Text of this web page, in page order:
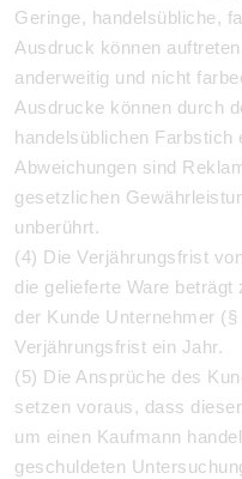
Geringe, handelsübliche,
Ausdruck können
anderweitig und nicht
Ausdrucke können durch
handelsüblichen Farbstich
Abweichungen sind
gesetzlichen
unberührt.
(4) Die Verjährungsfrist
die gelieferte Ware
der Kunde Unternehmer
Verjährungsfrist ein Jahr.
(5) Die Ansprüche des
setzen voraus, dass
um einen Kaufmann
geschuldeten